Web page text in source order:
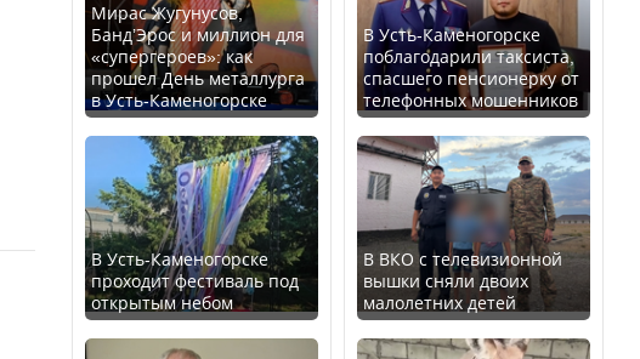
Казахстан возглавил
рейтинг благополучия
среди стран Центральной
Азии
Будут ли представлены
В России введены
дополнительные
ограничения для
казахстанских прав
Трамп официально
Мирас Жугунусов,
Банд’Эрос и миллион для
«супергероев»: как
прошел День металлурга
в Усть-Каменогорске
В Усть-Каменогорске
проходит фестиваль под
открытым небом
В Усть-Каменогорске
поблагодарили таксиста,
спасшего пенсионерку от
телефонных мошенников
В ВКО с телевизионной
вышки сняли двоих
малолетних детей